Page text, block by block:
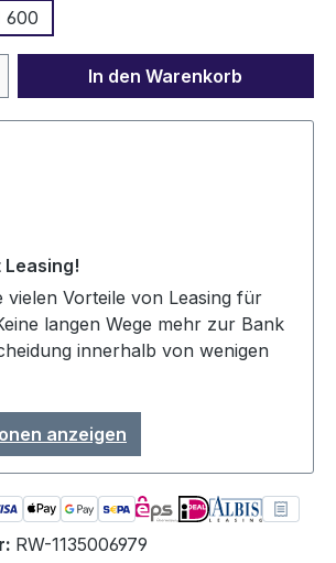
600
Gib den
In den Warenkorb
vielen Vorteile von Leasing für
langen Wege mehr zur Bank
innerhalb von wenigen
anzeigen
RW-1135006979